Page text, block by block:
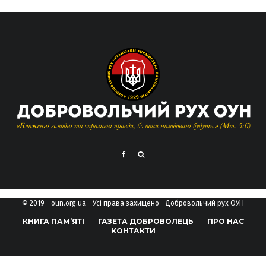
© 2019 - oun.org.ua - Усі права захищено - Добровольчий рух ОУН
КНИГА ПАМ’ЯТІ ГАЗЕТА ДОБРОВОЛЕЦЬ
ПРО НАС
КОНТАКТИ